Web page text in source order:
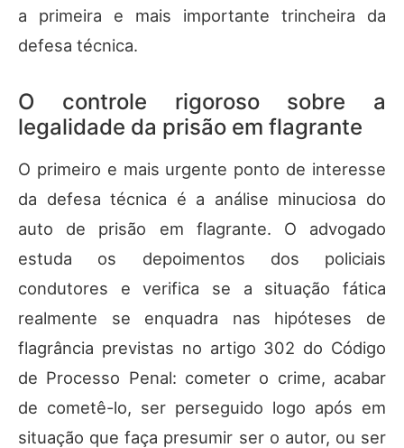
a primeira e mais importante trincheira da
defesa técnica.
O controle rigoroso sobre a
legalidade da prisão em flagrante
O primeiro e mais urgente ponto de interesse
da defesa técnica é a análise minuciosa do
auto de prisão em flagrante. O advogado
estuda os depoimentos dos policiais
condutores e verifica se a situação fática
realmente se enquadra nas hipóteses de
flagrância previstas no artigo 302 do Código
de Processo Penal: cometer o crime, acabar
de cometê-lo, ser perseguido logo após em
situação que faça presumir ser o autor, ou ser